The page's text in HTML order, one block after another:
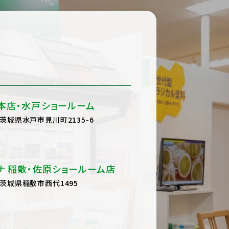
店・水戸ショールーム
茨城県水戸市見川町2135-6
稲敷・佐原ショールーム店
茨城県稲敷市西代1495